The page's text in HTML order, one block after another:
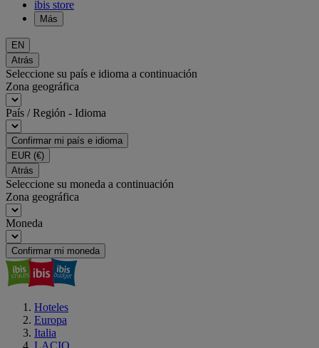
ibis store
Más
EN
Atrás
Seleccione su país e idioma a continuación
Zona geográfica
País / Región - Idioma
Confirmar mi país e idioma
EUR (€)
Atrás
Seleccione su moneda a continuación
Zona geográfica
Moneda
Confirmar mi moneda
Hoteles
Europa
Italia
LACIO